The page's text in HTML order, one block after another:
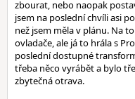
zbourat, nebo naopak
jsem na poslední chvíli asi
než jsem měla v plánu. Na
ovladače, ale já to hrála s
poslední dostupné
třeba něco vyrábět a bylo
zbytečná otrava.